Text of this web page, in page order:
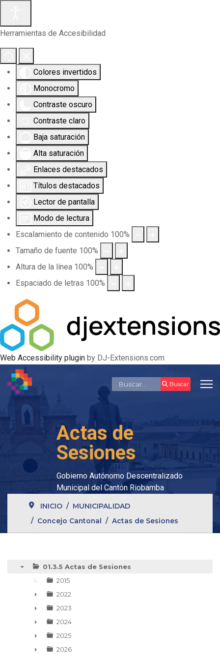
Herramientas de Accesibilidad
Colores invertidos
Monocromo
Contraste oscuro
Contraste claro
Baja saturación
Alta saturación
Enlaces destacados
Títulos destacados
Lector de pantalla
Modo de lectura
Escalamiento de contenido 100%
Tamaño de fuente 100%
Altura de la línea 100%
Espaciado de letras 100%
Web Accessibility plugin by DJ-Extensions.com
Buscar Buscar
Actas de
Sesiones
Gobierno Autónomo Descentralizado
Municipal del Cantón Riobamba
INICIO
MUNICIPALIDAD
Concejo Cantonal
Actas de Sesiones
01.3.5 Actas de Sesiones
2015
►
2022
►
2023
►
2024
►
2025
2026